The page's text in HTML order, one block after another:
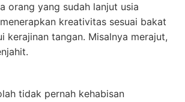
orang yang sudah lanjut usia
kreativitas sesuai bakat
kerajinan tangan. Misalnya merajut,
tidak pernah kehabisan